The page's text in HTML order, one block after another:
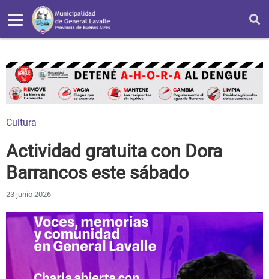
Cultura
Actividad gratuita con Dora
Barrancos este sábado
23 junio 2026